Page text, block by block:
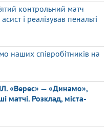
контрольний матч
і реалізував пенальті
наших співробітників на
«Верес» — «Динамо»,
матчі. Розклад, міста-